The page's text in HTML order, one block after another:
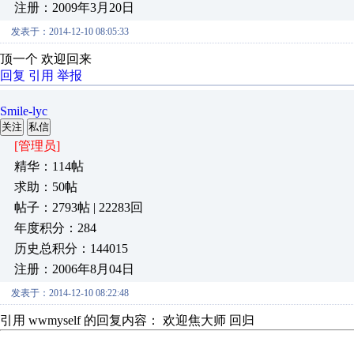
注册：2009年3月20日
发表于：2014-12-10 08:05:33
顶一个 欢迎回来
回复 引用 举报
Smile-lyc
关注 私信
[管理员]
精华：114帖
求助：50帖
帖子：2793帖 | 22283回
年度积分：284
历史总积分：144015
注册：2006年8月04日
发表于：2014-12-10 08:22:48
引用 wwmyself 的回复内容： 欢迎焦大师 回归